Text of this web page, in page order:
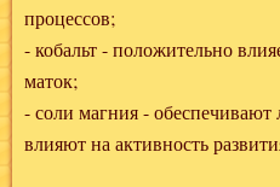
процессов;
- кобальт - положительно
маток;
- соли магния -
влияют на активность